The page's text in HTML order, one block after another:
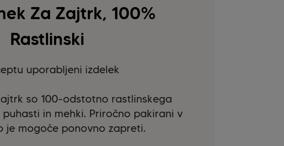
Za Zajtrk, 100%
Rastlinski
uporabljeni izdelek
so 100-odstotno rastlinskega
in mehki. Priročno pakirani v
je mogoče ponovno zapreti.